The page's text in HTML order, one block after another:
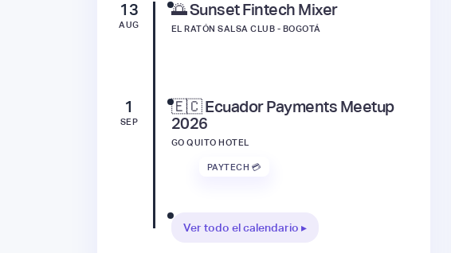
13
AUG
🌅 Sunset Fintech Mixer
EL RATÓN SALSA CLUB - BOGOTÁ
1
SEP
🇪🇨 Ecuador Payments Meetup
2026
GO QUITO HOTEL
PAYTECH 💳
Ver todo el calendario ▸